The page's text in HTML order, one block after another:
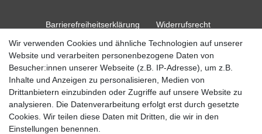
Barrierefreiheitserklärung Widerrufs­recht
Vertrag widerrufen Kontakt
© Copyright 2026 Ripos24| Alle Rechte vorbehalten.
Wir verwenden Cookies und ähnliche Technologien auf unserer
Website und verarbeiten personenbezogene Daten von
Besucher:innen unserer Webseite (z.B. IP-Adresse), um z.B.
Inhalte und Anzeigen zu personalisieren, Medien von
Drittanbietern einzubinden oder Zugriffe auf unsere Website zu
analysieren. Die Datenverarbeitung erfolgt erst durch gesetzte
Cookies. Wir teilen diese Daten mit Dritten, die wir in den
Einstellungen benennen.